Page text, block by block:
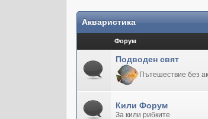
Акваристика
Форум
Подводен свят
Пътешествие без
Кили Форум
За кили рибките